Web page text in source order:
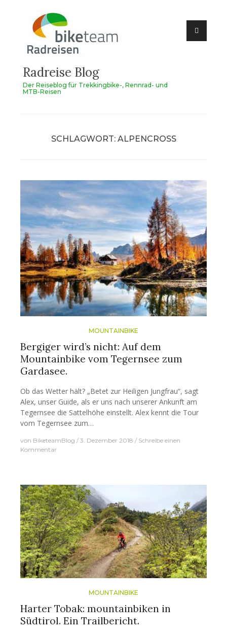
springen
Radreise Blog
Der Reiseblog für Trekkingbike-, Rennrad- und
MTB-Reisen
SCHLAGWORT: ALPENCROSS
MOUNTAINBIKE
Bergiger wird’s nicht: Auf dem
Mountainbike vom Tegernsee zum
Gardasee.
Ob das Wetter hält? „Betet zur Heiligen Jungfrau“, sagt
Alex, unser Guide, als er uns nach unserer Ankunft am
Tegernsee die Sattelhöhe einstellt. Alex kennt die Tour
vom Tegernsee zum…
von BiketeamBlog 3. Dezember 2018
Schreibe einen
Kommentar
MOUNTAINBIKE
Harter Tobak: mountainbiken in
Südtirol. Ein Trailbericht.